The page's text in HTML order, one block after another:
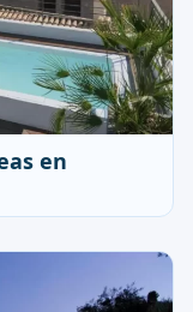
en